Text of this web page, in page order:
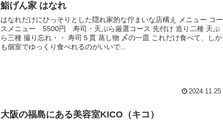
鮨げん家 はなれ
はなれだけにひっそりとした隠れ家的な佇まいな店構え メニュー コー
スメニュー 5500円 寿司・天ぷら厳選コース 先付け 造り二種 天ぷ
ら三種 撮り忘れ・・ 寿司５貫 蒸し物 〆の一皿 これだけ食べて、しか
も個室でゆっくり食べれるのがいいで...
2024.11.25
大阪の福島にある美容室KICO（キコ）